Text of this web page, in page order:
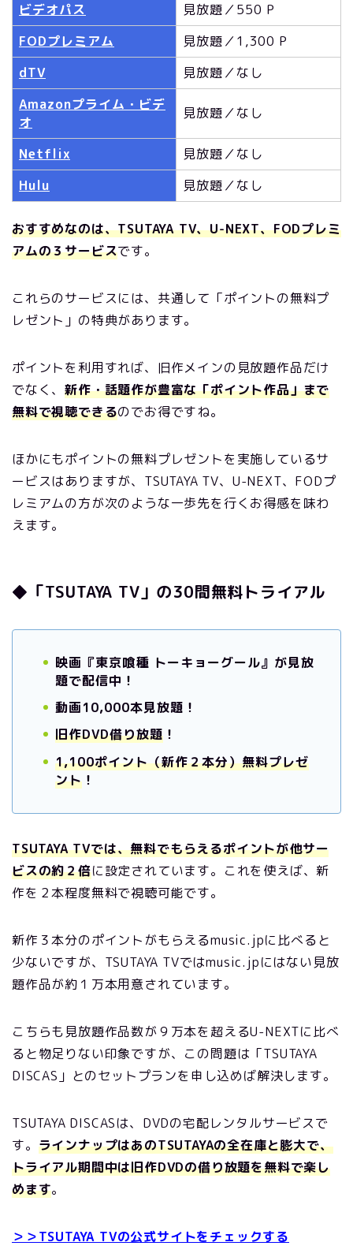
ビデオパス
見放題／550 P
FODプレミアム
見放題／1,300 P
dTV
見放題／なし
Amazonプライム・ビデ
オ
見放題／なし
Netflix
見放題／なし
Hulu
見放題／なし
おすすめなのは、TSUTAYA TV、U-NEXT、FODプレミ
アムの３サービスです。
これらのサービスには、共通して「ポイントの無料プ
レゼント」の特典があります。
ポイントを利用すれば、旧作メインの見放題作品だけ
でなく、新作・話題作が豊富な「ポイント作品」まで
無料で視聴できるのでお得ですね。
ほかにもポイントの無料プレゼントを実施しているサ
ービスはありますが、TSUTAYA TV、U-NEXT、FODプ
レミアムの方が次のような一歩先を行くお得感を味わ
えます。
◆「TSUTAYA TV」の30間無料トライアル
映画『東京喰種 トーキョーグール』が見放
題で配信中！
動画10,000本見放題！
旧作DVD借り放題 ！
1,100ポイント（新作２本分）無料プレゼ
ント ！
TSUTAYA TVでは、無料でもらえるポイントが他サー
ビスの約２倍に設定されています。これを使えば、新
作を２本程度無料で視聴可能です。
新作３本分のポイントがもらえるmusic.jpに比べると
少ないですが、TSUTAYA TVではmusic.jpにはない見放
題作品が約１万本用意されています。
こちらも見放題作品数が９万本を超えるU-NEXTに比べ
ると物足りない印象ですが、この問題は「TSUTAYA
DISCAS」とのセットプランを申し込めば解決します。
TSUTAYA DISCASは、DVDの宅配レンタルサービスで
す。 ラインナップはあのTSUTAYAの全在庫と膨大で、
トライアル期間中は旧作DVDの借り放題を無料で楽し
めます。
＞＞TSUTAYA TVの公式サイトをチェックする